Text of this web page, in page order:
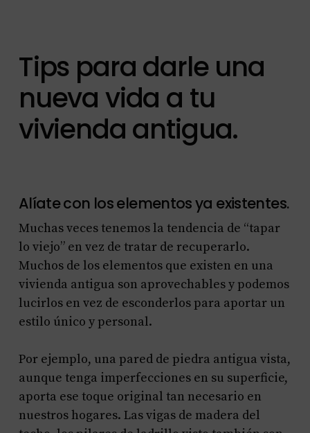
Tips para darle una
nueva vida a tu
vivienda antigua.
Alíate con los elementos ya existentes.
Muchas veces tenemos la tendencia de “tapar
lo viejo” en vez de tratar de recuperarlo.
Muchos de los elementos que existen en una
vivienda antigua son aprovechables y podemos
lucirlos en vez de esconderlos para aportar un
estilo único y personal.
Por ejemplo, una pared de piedra antigua vista,
aunque tenga imperfecciones en su superficie,
aporta ese toque original tan necesario en
nuestros hogares. Las vigas de madera del